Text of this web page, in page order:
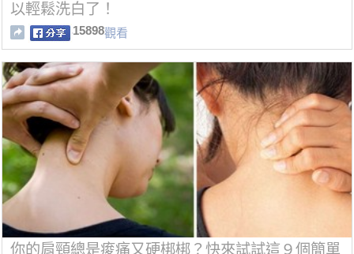
以輕鬆洗白了！
15898觀看
你的肩頸總是痠痛又硬梆梆？快來試試這９個簡單